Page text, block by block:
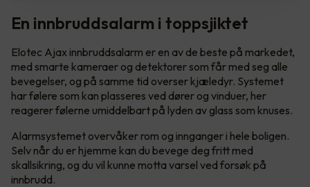
En innbruddsalarm i toppsjiktet
Elotec Ajax innbruddsalarm er en av de beste på markedet,
med smarte kameraer og detektorer som får med seg alle
bevegelser, og på samme tid overser kjæledyr. Systemet
har følere som kan plasseres ved dører og vinduer, her
reagerer følerne umiddelbart på lyden av glass som knuses.
Alarmsystemet overvåker rom og innganger i hele boligen.
Selv når du er hjemme kan du bevege deg fritt med
skallsikring, og du vil kunne motta varsel ved forsøk på
innbrudd.